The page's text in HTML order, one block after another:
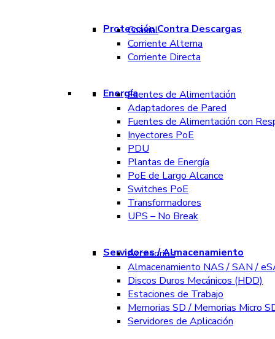
Protección Contra Descargas
Coaxial
Corriente Alterna
Corriente Directa
EnergíaFuentes de Alimentación
Adaptadores de Pared
Fuentes de Alimentación con
Inyectores PoE
PDU
Plantas de Energía
PoE de Largo Alcance
Switches PoE
Transformadores
UPS – No Break
Servidores / Almacenamiento
Accesorios
Almacenamiento NAS / SAN /
Discos Duros Mecánicos (HDD)
Estaciones de Trabajo
Memorias SD / Memorias Micro
Servidores de Aplicación